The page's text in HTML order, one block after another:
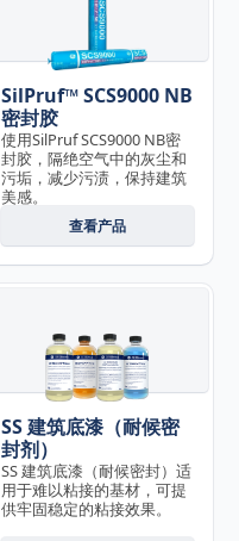
SilPruf™ SCS9000 NB
密封胶
使用SilPruf SCS9000 NB密
封胶，隔绝空气中的灰尘和
污垢，减少污渍，保持建筑
美感。
查看产品
SS 建筑底漆（耐候密
封剂）
SS 建筑底漆（耐候密封）适
用于难以粘接的基材，可提
供牢固稳定的粘接效果。